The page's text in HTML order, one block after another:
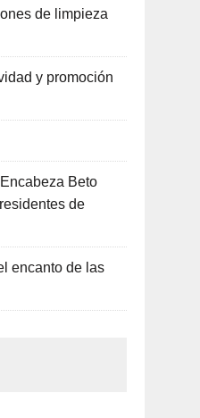
de limpieza
y promoción
Beto
de
encanto de las